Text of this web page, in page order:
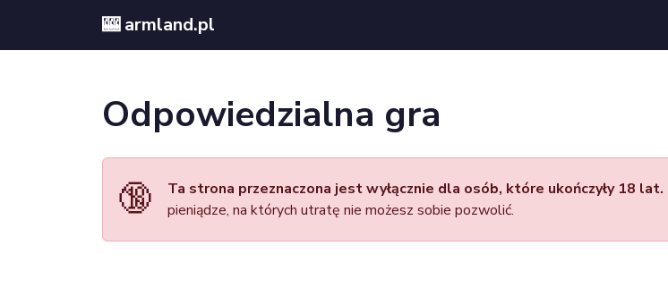
🎰 armland.pl
Odpowiedzialna gra
🔞
Ta strona przeznaczona jest wyłącznie dla osób, które ukończyły 18 lat.
pieniądze, na których utratę nie możesz sobie pozwolić.